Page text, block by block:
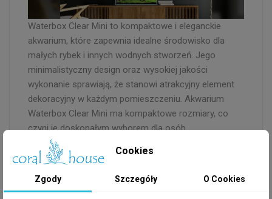
Waterbox Clear Mini to kompaktowe i eleganckie
akwarium, które zapewnia idealne środowisko dla
małych rybek i innych wodnych stworzeń. Jego
minimalistyczny design oraz wysokiej jakości
wykonanie sprawiają, że stanowi atrakcyjny element
dekoracyjny w każdym pomieszczeniu. Akwarium
Waterbox Clear Mini ma kompaktowe rozmiary, co
czyni je doskonałym wyborem dla osób
posiadających ograniczoną przestrzeń, taką jak
biurka, półki czy małe stoły. Mimo swojego
powierzchnię dla roślin wodnych i małych ryb,
Cookies
Zgody Szczegóły O Cookies